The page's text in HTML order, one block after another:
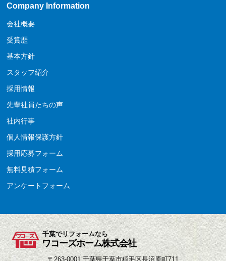
Company Information
会社概要
受賞歴
基本方針
スタッフ紹介
採用情報
先輩社員たちの声
社内行事
個人情報保護方針
採用応募フォーム
無料見積フォーム
アンケートフォーム
千葉でリフォームなら
ワコーズホーム株式会社
〒263-0001 千葉県千葉市稲毛区長沼原町711